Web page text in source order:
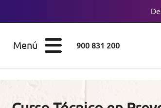
Menú 900 831 200
ESTUDIOS
Doctorados